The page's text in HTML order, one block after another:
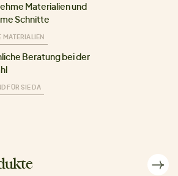
Materialien und
Schnitte
MATERIALIEN
Beratung bei der
FÜR SIE DA